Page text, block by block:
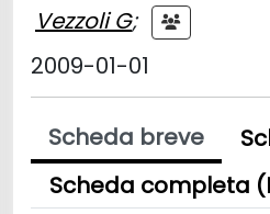
Vezzoli G;
2009-01-01
Scheda breve
Scheda completa